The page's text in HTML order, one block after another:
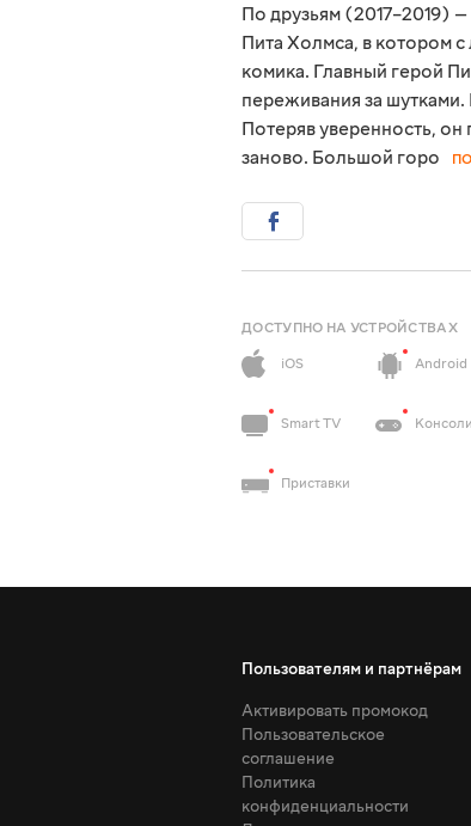
По друзьям (2017–2019)
Пита Холмса, в котором
комика. Главный герой
переживания за
Потеряв уверенность,
заново. Большой горо
ДОСТУПНО НА УСТРОЙСТВАХ
iOS
Android
Smart TV Консоли
Приставки
Пользователям и партнёрам
Активировать промокод
Пользовательское
соглашение
Политика
конфиденциальности